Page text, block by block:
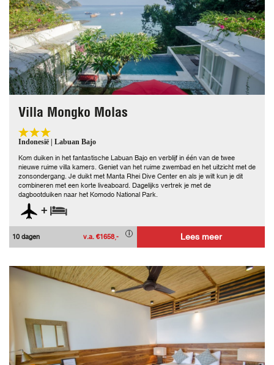
Villa Mongko Molas
Indonesië | Labuan Bajo
Kom duiken in het fantastische Labuan Bajo en verblijf in één van de twee
nieuwe ruime villa kamers. Geniet van het ruime zwembad en het uitzicht met de
zonsondergang. Je duikt met Manta Rhei Dive Center en als je wilt kun je dit
combineren met een korte liveaboard. Dagelijks vertrek je met de
dagbootduiken naar het Komodo National Park.
+
10 dagen v.a. €1658,- Lees meer